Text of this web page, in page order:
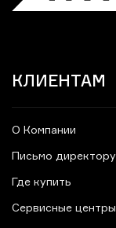
КЛИЕНТАМ
О Компании
Письмо директору
Где купить
Сервисные центры